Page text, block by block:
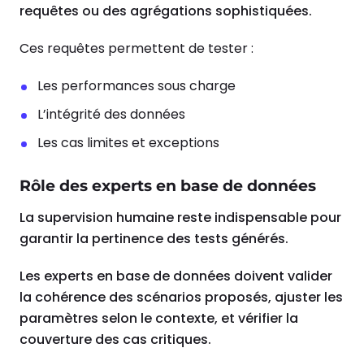
requêtes ou des agrégations sophistiquées.
Ces requêtes permettent de tester :
Les performances sous charge
L’intégrité des données
Les cas limites et exceptions
Rôle des experts en base de données
La supervision humaine reste indispensable pour
garantir la pertinence des tests générés.
Les experts en base de données doivent valider
la cohérence des scénarios proposés, ajuster les
paramètres selon le contexte, et vérifier la
couverture des cas critiques.